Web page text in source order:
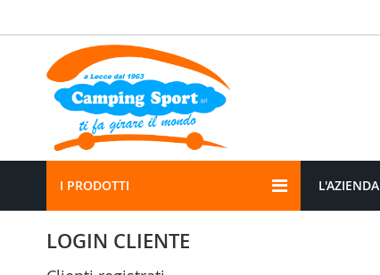
contenuto
L'AZIENDA
I PRODOTTI
LOGIN CLIENTE